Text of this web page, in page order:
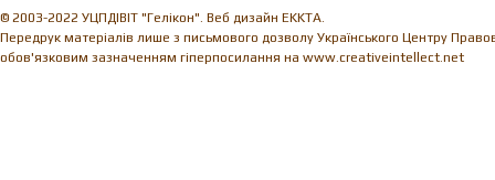
© 2003-2022 УЦПДІВІТ "Гелікон". Веб дизайн EKKTA.
Передрук матеріалів лише з письмового дозволу Українського Центру
обов'язковим зазначенням гіперпосилання на www.creativeintellect.net